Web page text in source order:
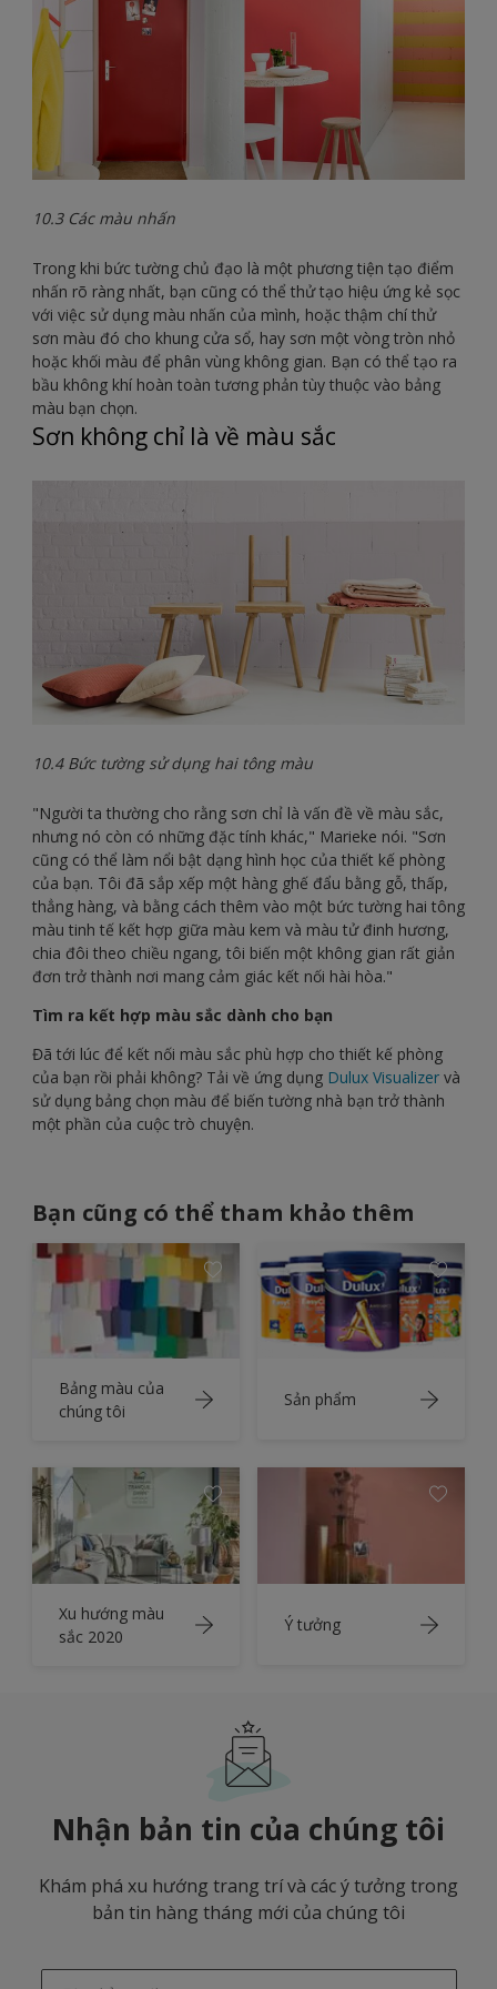
10.3 Các màu nhấn
Trong khi bức tường chủ đạo là một phương tiện tạo điểm
nhấn rõ ràng nhất, bạn cũng có thể thử tạo hiệu ứng kẻ sọc
với việc sử dụng màu nhấn của mình, hoặc thậm chí thử
sơn màu đó cho khung cửa sổ, hay sơn một vòng tròn nhỏ
hoặc khối màu để phân vùng không gian. Bạn có thể tạo ra
bầu không khí hoàn toàn tương phản tùy thuộc vào bảng
màu bạn chọn.
Sơn không chỉ là về màu sắc
10.4 Bức tường sử dụng hai tông màu
"Người ta thường cho rằng sơn chỉ là vấn đề về màu sắc,
nhưng nó còn có những đặc tính khác," Marieke nói. "Sơn
cũng có thể làm nổi bật dạng hình học của thiết kế phòng
của bạn. Tôi đã sắp xếp một hàng ghế đẩu bằng gỗ, thấp,
thẳng hàng, và bằng cách thêm vào một bức tường hai tông
màu tinh tế kết hợp giữa màu kem và màu tử đinh hương,
chia đôi theo chiều ngang, tôi biến một không gian rất giản
đơn trở thành nơi mang cảm giác kết nối hài hòa."
Tìm ra kết hợp màu sắc dành cho bạn
Đã tới lúc để kết nối màu sắc phù hợp cho thiết kế phòng
của bạn rồi phải không? Tải về ứng dụng Dulux Visualizer và
sử dụng bảng chọn màu để biến tường nhà bạn trở thành
một phần của cuộc trò chuyện.
Bạn cũng có thể tham khảo thêm
Bảng màu của
chúng tôi
Sản phẩm
Xu hướng màu
sắc 2020
Ý tưởng
Nhận bản tin của chúng tôi
Khám phá xu hướng trang trí và các ý tưởng trong
bản tin hàng tháng mới của chúng tôi